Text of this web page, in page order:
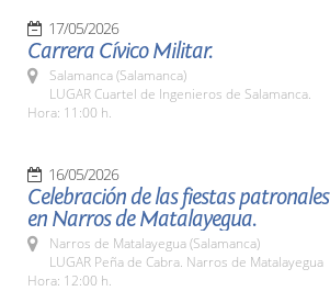
17/05/2026
Carrera Cívico Militar.
Salamanca (Salamanca)
LUGAR Cuartel de Ingenieros de Salamanca.
Hora: 11:00 h.
16/05/2026
Celebración de las fiestas patronales
en Narros de Matalayegua.
Narros de Matalayegua (Salamanca)
LUGAR Peña de Cabra. Narros de Matalayegua
Hora: 12:00 h.